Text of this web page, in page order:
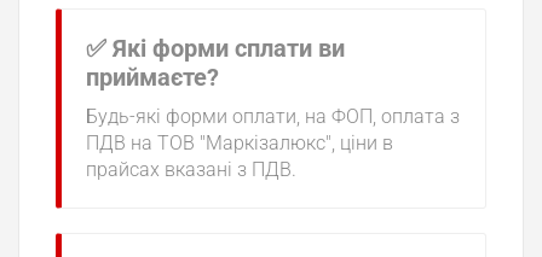
✅ Які форми сплати ви
приймаєте?
Будь-які форми оплати, на ФОП, оплата з
ПДВ на ТОВ "Маркізалюкс", ціни в
прайсах вказані з ПДВ.